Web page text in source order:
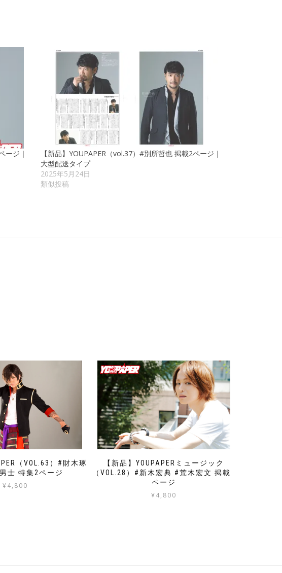
ージ｜
【新品】YOUPAPER（vol.37）#別所哲也 掲載2ページ｜
大型配送タイプ
2025年5月24日
類似投稿
（VOL.63）#財木琢
士 特集2ページ
¥4,800
【新品】YOUPAPERミュージック
（VOL.28）#新木宏典 #荒木宏文 掲載2
ページ
¥4,800